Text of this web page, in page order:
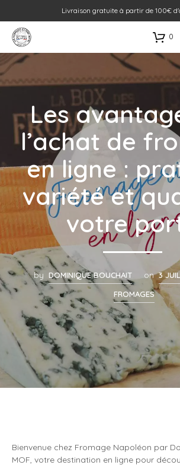
Livraison gratuite à partir de 100€
0
Les
l’achat de
en ligne :
variété et
votre
by DOMINIQUE BOUCHAIT on 3
FROMAGES
Bienvenue chez Fromage Napoléon par
MOF, votre destination en ligne pour